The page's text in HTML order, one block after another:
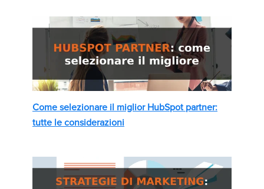
Come selezionare il miglior HubSpot partner:
tutte le considerazioni